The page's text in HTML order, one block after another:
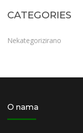
CATEGORIES
Nekategorizirano
O nama